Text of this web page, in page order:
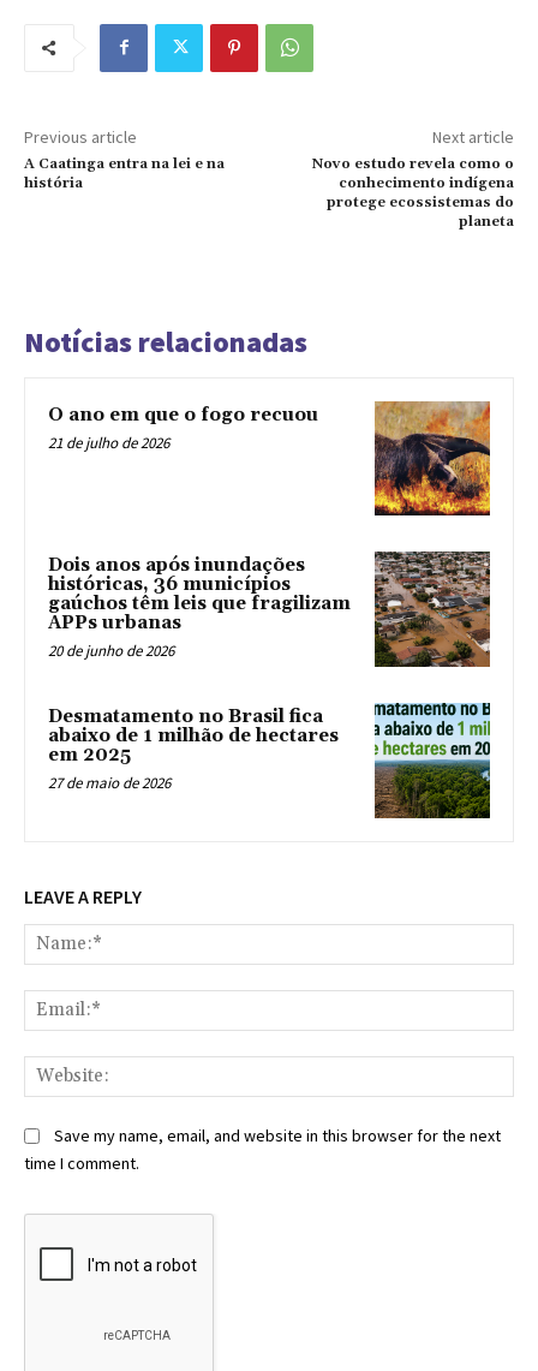
Previous article
A Caatinga entra na lei e na
história
Next article
Novo estudo revela como o
conhecimento indígena
protege ecossistemas do
planeta
Notícias relacionadas
O ano em que o fogo recuou
21 de julho de 2026
Dois anos após inundações
históricas, 36 municípios
gaúchos têm leis que fragilizam
APPs urbanas
20 de junho de 2026
Desmatamento no Brasil fica
abaixo de 1 milhão de hectares
em 2025
27 de maio de 2026
LEAVE A REPLY
Save my name, email, and website in this browser for the next
time I comment.